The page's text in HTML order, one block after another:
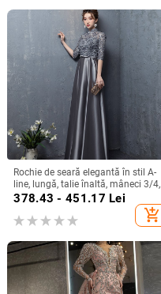
Rochie de seară elegantă în stil A-
line, lungă, talie înaltă, mâneci 3/4,
material poliester
378.43 - 451.17 Lei
add_shopping_cart